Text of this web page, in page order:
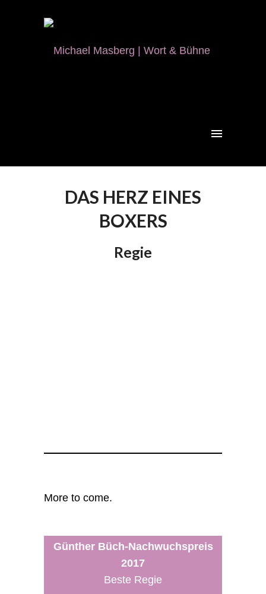
DAS HERZ EINES
BOXERS
Regie
More to come.
Günther Büch-Nachwuchspreis
2017
Beste Regie